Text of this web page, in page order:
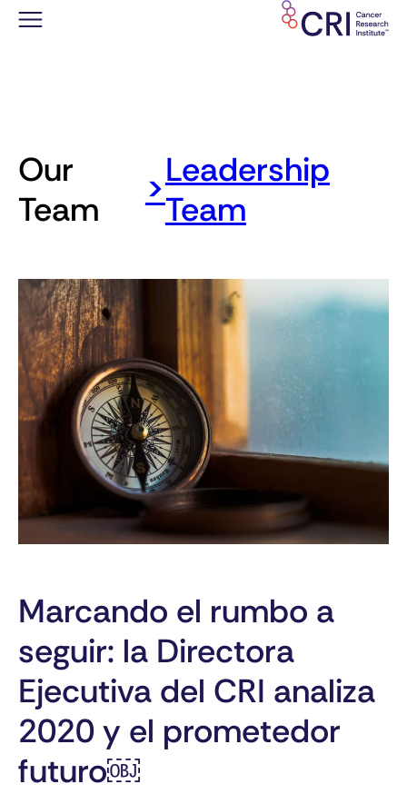
Our
Team
>Leadership
Team
Marcando el rumbo a
seguir: la Directora
Ejecutiva del CRI analiza
2020 y el prometedor
futuro￼